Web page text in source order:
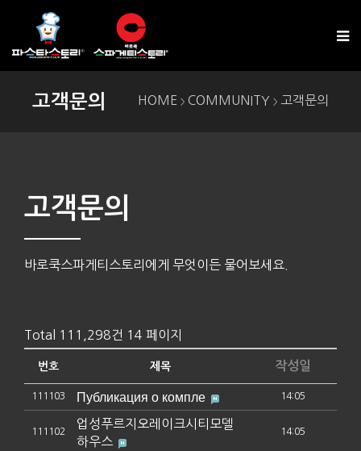
고객문의 HOME > COMMUNITY > 고객문의
고객문의
바로쿡스파게티스토리에게 무엇이든 물어보세요.
Total 111,298건 14 페이지
번호 제목 작성일
111103 Публикация о компле 14:05
111102
업성푸르지오레이크시티모델
하우스
14:05